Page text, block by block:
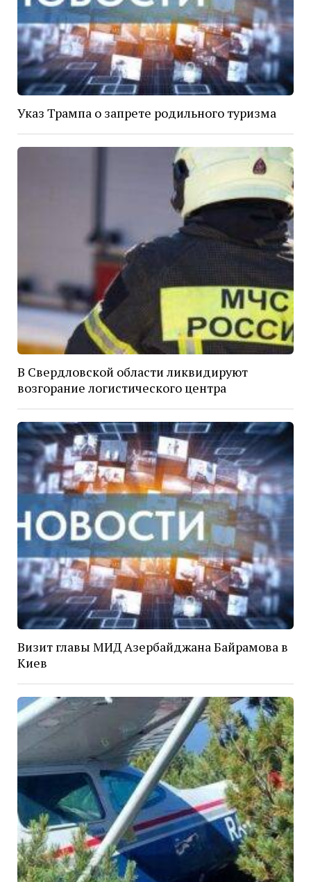
Указ Трампа о запрете родильного туризма
В Свердловской области ликвидируют
возгорание логистического центра
Визит главы МИД Азербайджана Байрамова в
Киев